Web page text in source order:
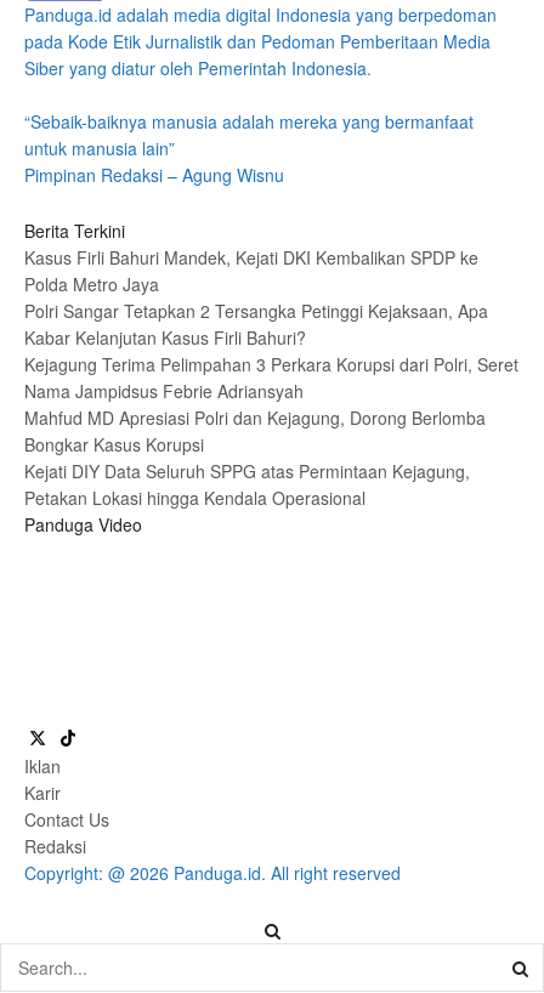
Panduga.id adalah media digital Indonesia yang berpedoman
pada Kode Etik Jurnalistik dan Pedoman Pemberitaan Media
Siber yang diatur oleh Pemerintah Indonesia.
“Sebaik-baiknya manusia adalah mereka yang bermanfaat
untuk manusia lain”
Pimpinan Redaksi – Agung Wisnu
Berita Terkini
Kasus Firli Bahuri Mandek, Kejati DKI Kembalikan SPDP ke
Polda Metro Jaya
Polri Sangar Tetapkan 2 Tersangka Petinggi Kejaksaan, Apa
Kabar Kelanjutan Kasus Firli Bahuri?
Kejagung Terima Pelimpahan 3 Perkara Korupsi dari Polri, Seret
Nama Jampidsus Febrie Adriansyah
Mahfud MD Apresiasi Polri dan Kejagung, Dorong Berlomba
Bongkar Kasus Korupsi
Kejati DIY Data Seluruh SPPG atas Permintaan Kejagung,
Petakan Lokasi hingga Kendala Operasional
Panduga Video
Iklan
Karir
Contact Us
Redaksi
Copyright: @ 2026 Panduga.id. All right reserved